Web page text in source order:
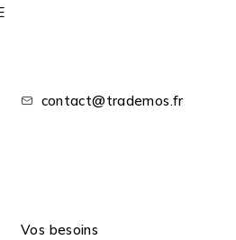
contact@trademos.fr
Vos besoins